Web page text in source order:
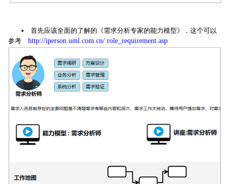
首先应该全面的了解的《需求分析专家的能力模型》，这个可以
参考 http://iperson.uml.com.cn/ role_requirement.asp